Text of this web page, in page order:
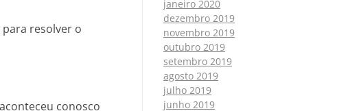
resolver o
conosco
janeiro 2020
dezembro 2019
novembro 2019
outubro 2019
setembro 2019
agosto 2019
julho 2019
junho 2019